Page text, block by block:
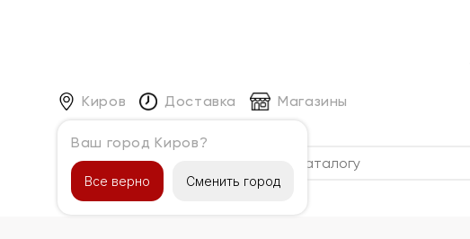
Киров
Ваш город Киров?
Все верно Сменить город
Доставка Магазины
Каталог